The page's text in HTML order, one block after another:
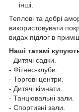
інші.
Теплові та добрі
використовувати
видах підлог в
Наші татамі
- Дитячі садки.
- Фітнес-клуби.
- Торгові центри.
- Дитячі кімнати.
- Танцювальні зали.
- Спортивні зали.